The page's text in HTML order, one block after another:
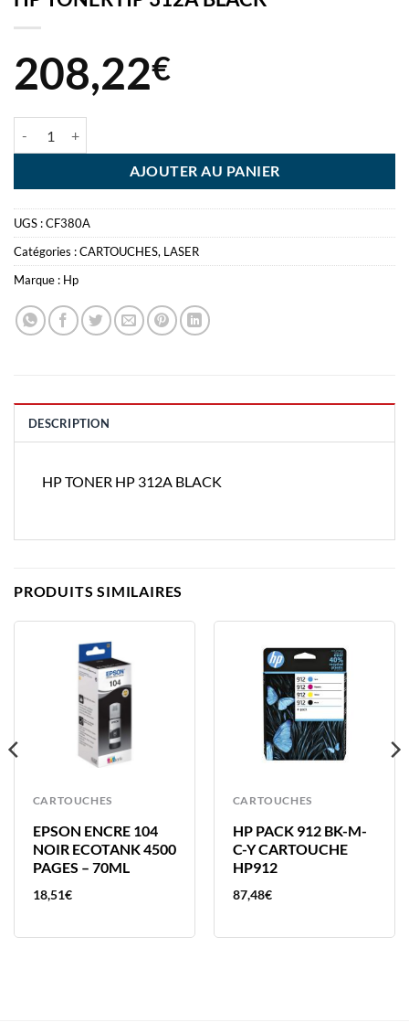
208,22€
AJOUTER AU PANIER
UGS :CF380A
Catégories :CARTOUCHES, LASER
Marque : Hp
DESCRIPTION
HP TONER HP 312A BLACK
PRODUITS SIMILAIRES
CARTOUCHES
EPSON ENCRE 104
NOIR ECOTANK 4500
PAGES – 70ML
18,51€
CARTOUCHES
HP PACK 912 BK-M-
C-Y CARTOUCHE
HP912
87,48€